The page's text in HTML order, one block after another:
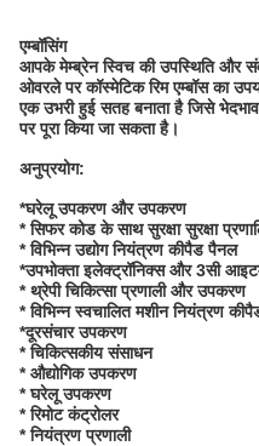
एम्बॉसिंग
आपके मेम्ब्रेन स्विच की उपस्थिति और
ओवरले पर कॉस्मेटिक रिम एम्बॉस का
एक उभरी हुई सतह बनाता है जिसे
पर पूरा किया जा सकता है।
अनुप्रयोग:
*घरेलू उपकरण और उपकरण
* सिफर कोड के साथ सुरक्षा सुरक्षा
* विभिन्न उद्योग नियंत्रण कीपैड पैनल
*उपभोक्ता इलेक्ट्रॉनिक्स और 3सी
* थ्रेपी चिकित्सा प्रणाली और उपकरण
* विभिन्न स्वचालित मशीन नियंत्रण
*दूरसंचार उपकरण
* चिकित्सकीय संसाधन
* औद्योगिक उपकरण
* घरेलू उपकरण
* रिमोट कंट्रोलर
* नियंत्रण प्रणाली